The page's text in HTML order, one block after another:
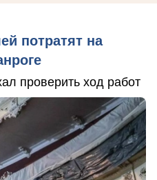
потратят на
проверить ход работ